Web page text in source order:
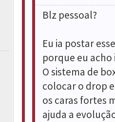
Blz pessoal?
Eu ia postar
porque eu
O sistema de
colocar o drop
os caras fortes
ajuda a